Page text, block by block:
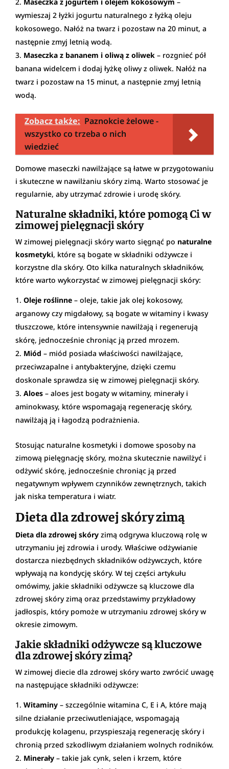
wymieszaj 2 łyżki jogurtu naturalnego z łyżką oleju
kokosowego. Nałóż na twarz i pozostaw na 20 minut, a
następnie zmyj letnią wodą.
Maseczka z bananem i oliwą z oliwek – rozgnieć pół
banana widelcem i dodaj łyżkę oliwy z oliwek. Nałóż na
twarz i pozostaw na 15 minut, a następnie zmyj letnią
wodą.
Zobacz także: Paznokcie żelowe -
wszystko co trzeba o nich
wiedzieć
Domowe maseczki nawilżające są łatwe w przygotowaniu
i skuteczne w nawilżaniu skóry zimą. Warto stosować je
regularnie, aby utrzymać zdrowie i urodę skóry.
Naturalne składniki, które pomogą Ci w
zimowej pielęgnacji skóry
W zimowej pielęgnacji skóry warto sięgnąć po naturalne
kosmetyki, które są bogate w składniki odżywcze i
korzystne dla skóry. Oto kilka naturalnych składników,
które warto wykorzystać w zimowej pielęgnacji skóry:
Oleje roślinne – oleje, takie jak olej kokosowy,
arganowy czy migdałowy, są bogate w witaminy i kwasy
tłuszczowe, które intensywnie nawilżają i regenerują
skórę, jednocześnie chroniąc ją przed mrozem.
Miód – miód posiada właściwości nawilżające,
przeciwzapalne i antybakteryjne, dzięki czemu
doskonale sprawdza się w zimowej pielęgnacji skóry.
Aloes – aloes jest bogaty w witaminy, minerały i
aminokwasy, które wspomagają regenerację skóry,
nawilżają ją i łagodzą podrażnienia.
Stosując naturalne kosmetyki i domowe sposoby na
zimową pielęgnację skóry, można skutecznie nawilżyć i
odżywić skórę, jednocześnie chroniąc ją przed
negatywnym wpływem czynników zewnętrznych, takich
jak niska temperatura i wiatr.
Dieta dla zdrowej skóry zimą
Dieta dla zdrowej skóry zimą odgrywa kluczową rolę w
utrzymaniu jej zdrowia i urody. Właściwe odżywianie
dostarcza niezbędnych składników odżywczych, które
wpływają na kondycję skóry. W tej części artykułu
omówimy, jakie składniki odżywcze są kluczowe dla
zdrowej skóry zimą oraz przedstawimy przykładowy
jadłospis, który pomoże w utrzymaniu zdrowej skóry w
okresie zimowym.
Jakie składniki odżywcze są kluczowe
dla zdrowej skóry zimą?
W zimowej diecie dla zdrowej skóry warto zwrócić uwagę
na następujące składniki odżywcze:
Witaminy – szczególnie witamina C, E i A, które mają
silne działanie przeciwutleniające, wspomagają
produkcję kolagenu, przyspieszają regenerację skóry i
chronią przed szkodliwym działaniem wolnych rodników.
Minerały – takie jak cynk, selen i krzem, które